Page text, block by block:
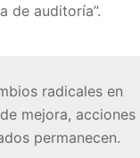
de auditoría”.
radicales en
mejora, acciones
permanecen.